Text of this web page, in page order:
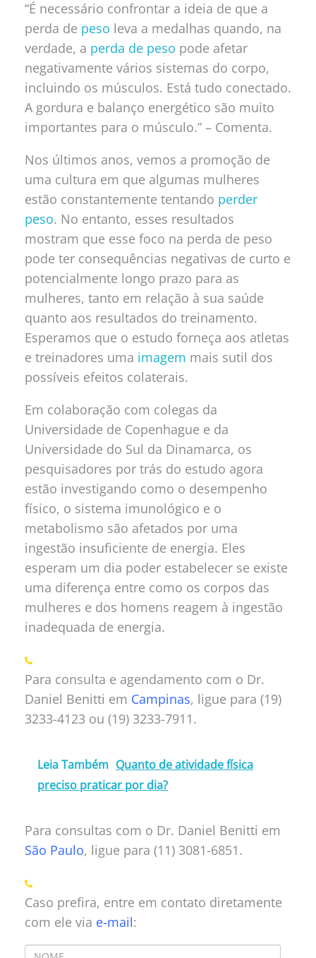
“É necessário confrontar a ideia de que a
perda de peso leva a medalhas quando, na
verdade, a perda de peso pode afetar
negativamente vários sistemas do corpo,
incluindo os músculos. Está tudo conectado.
A gordura e balanço energético são muito
importantes para o músculo.” – Comenta.
Nos últimos anos, vemos a promoção de
uma cultura em que algumas mulheres
estão constantemente tentando perder
peso. No entanto, esses resultados
mostram que esse foco na perda de peso
pode ter consequências negativas de curto e
potencialmente longo prazo para as
mulheres, tanto em relação à sua saúde
quanto aos resultados do treinamento.
Esperamos que o estudo forneça aos atletas
e treinadores uma imagem mais sutil dos
possíveis efeitos colaterais.
Em colaboração com colegas da
Universidade de Copenhague e da
Universidade do Sul da Dinamarca, os
pesquisadores por trás do estudo agora
estão investigando como o desempenho
físico, o sistema imunológico e o
metabolismo são afetados por uma
ingestão insuficiente de energia. Eles
esperam um dia poder estabelecer se existe
uma diferença entre como os corpos das
mulheres e dos homens reagem à ingestão
inadequada de energia.
Para consulta e agendamento com o Dr.
Daniel Benitti em Campinas, ligue para (19)
3233-4123 ou (19) 3233-7911.
Leia Também Quanto de atividade física
preciso praticar por dia?
Para consultas com o Dr. Daniel Benitti em
São Paulo, ligue para (11) 3081-6851.
Caso prefira, entre em contato diretamente
com ele via e-mail: